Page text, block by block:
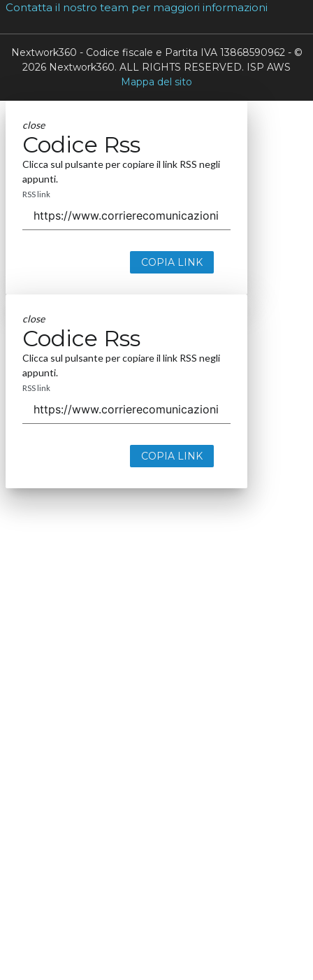
Contatta il nostro team per maggiori informazioni
Nextwork360 - Codice fiscale e Partita IVA 13868590962 - ©
2026 Nextwork360. ALL RIGHTS RESERVED. ISP AWS
Mappa del sito
close
Codice Rss
Clicca sul pulsante per copiare il link RSS negli
appunti.
RSS link
COPIA LINK
close
Codice Rss
Clicca sul pulsante per copiare il link RSS negli
appunti.
RSS link
COPIA LINK